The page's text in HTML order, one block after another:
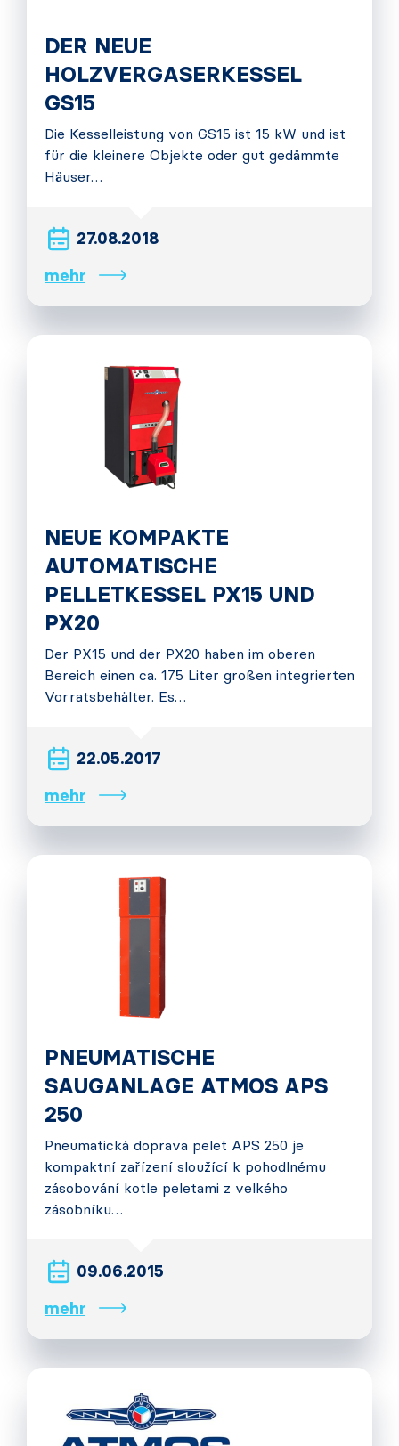
DER NEUE
HOLZVERGASERKESSEL
GS15
Die Kesselleistung von GS15 ist 15 kW und ist
für die kleinere Objekte oder gut gedämmte
Häuser…
27.08.2018
mehr
NEUE KOMPAKTE
AUTOMATISCHE
PELLETKESSEL PX15 UND
PX20
Der PX15 und der PX20 haben im oberen
Bereich einen ca. 175 Liter großen integrierten
Vorratsbehälter. Es…
22.05.2017
mehr
PNEUMATISCHE
SAUGANLAGE ATMOS APS
250
Pneumatická doprava pelet APS 250 je
kompaktní zařízení sloužící k pohodlnému
zásobování kotle peletami z velkého
zásobníku…
09.06.2015
mehr